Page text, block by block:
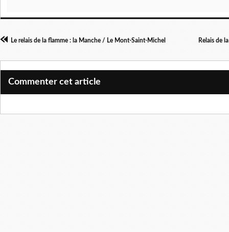
Le relais de la flamme : la Manche / Le Mont-Saint-Michel Relais de
Commenter cet article